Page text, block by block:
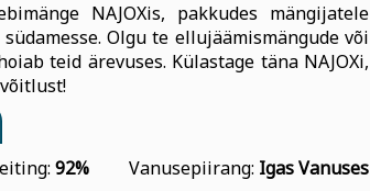
NAJOXis, pakkudes mängijatele
Olgu te ellujäämismängude või
teid ärevuses. Külastage täna NAJOXi,
92% Vanusepiirang: Igas Vanuses